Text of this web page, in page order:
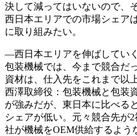
決して減ってはいないので、
西日本エリアでの市場シェア
に取り組みたい。
―西日本エリアを伸ばしてい
包装機械では、今まで競合だ
資材は、仕入先をこれまで以
西澤取締役：包装機械と包装
が強みだが、東日本に比べる
シェアが低い。元々競合先が
社が機械をOEM供給するよう